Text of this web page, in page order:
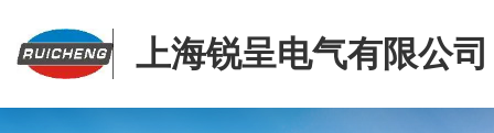
上海锐呈电气有限公司